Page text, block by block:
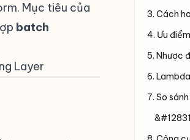
Mục tiêu của
batch
Layer